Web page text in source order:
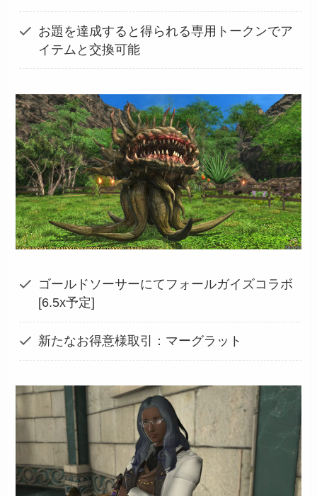
お題を達成すると得られる専用トークンでア
イテムと交換可能
ゴールドソーサーにてフォールガイズコラボ
[6.5x予定]
新たなお得意様取引：マーグラット